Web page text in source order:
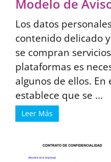
Modelo de
Los datos
contenido delicado
se compran
plataformas es
algunos de ellos. En
establece que se ...
Leer Más